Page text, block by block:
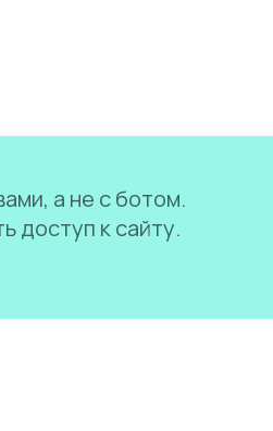
а не с ботом.
доступ к сайту.